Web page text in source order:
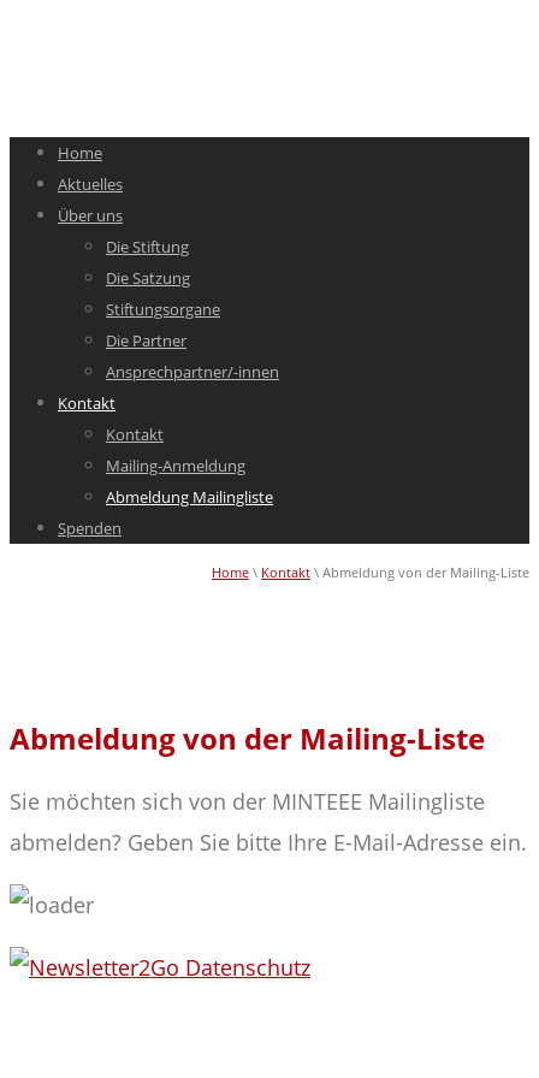
Home
Aktuelles
Über uns
Die Stiftung
Die Satzung
Stiftungsorgane
Die Partner
Ansprechpartner/-innen
Kontakt
Kontakt
Mailing-Anmeldung
Abmeldung Mailingliste
Spenden
Home \ Kontakt \ Abmeldung von der Mailing-Liste
Abmeldung von der Mailing-Liste
Sie möchten sich von der MINTEEE Mailingliste
abmelden? Geben Sie bitte Ihre E-Mail-Adresse ein.